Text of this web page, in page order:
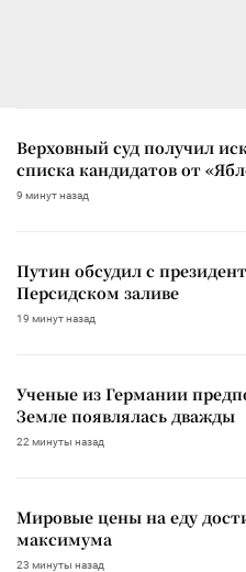
Верховный суд получил
списка кандидатов от
9 минут назад
Путин обсудил с
Персидском заливе
19 минут назад
Ученые из Германии
Земле появлялась дважды
22 минуты назад
Мировые цены на еду
максимума
23 минуты назад